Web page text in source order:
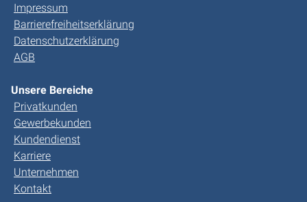
Impressum
Barrierefreiheitserklärung
Datenschutzerklärung
AGB
Unsere Bereiche
Privatkunden
Gewerbekunden
Kundendienst
Karriere
Unternehmen
Kontakt